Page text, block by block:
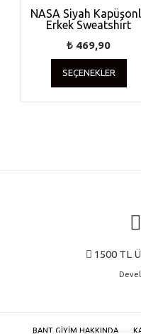
NASA Siyah
Erkek Sweatshirt
₺ 469,90
SEÇENEKLER
Bu
1500 TL
BANT GIYIM HAKKINDA